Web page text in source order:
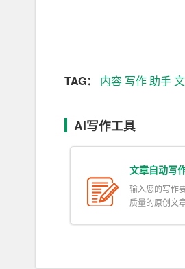
选择不同的写作风格。
展，丰富文章内容
5. 智能配图：360AI写
1. 提高写作效率：AI写
TAG： 内容 写作助手
AI写作工具
文章自动写
输入您的写作
质量的原创文章